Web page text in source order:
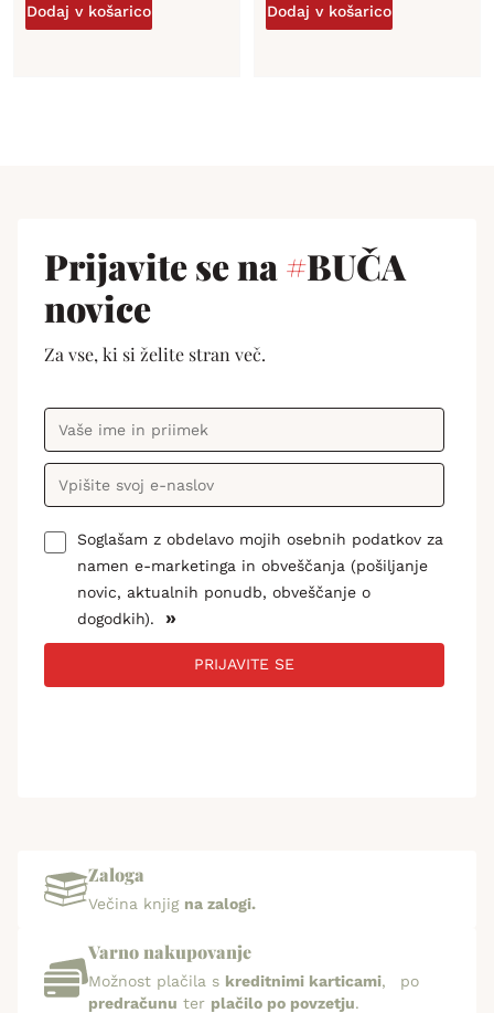
Dodaj v košarico Dodaj v košarico
Prijavite se na#BUČA
novice
Za vse, ki si želite stran več.
Soglašam z obdelavo mojih osebnih podatkov za
namen e-marketinga in obveščanja (pošiljanje
novic, aktualnih ponudb, obveščanje o
dogodkih).
»
PRIJAVITE SE
Zaloga
Večina knjig na zalogi.
Varno nakupovanje
Možnost plačila s kreditnimi karticami, po
predračunu ter plačilo po povzetju.